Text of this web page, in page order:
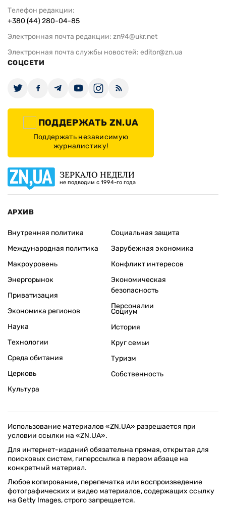
Телефон редакции:
+380 (44) 280-04-85
Электронная почта редакции: zn94@ukr.net
Электронная почта службы новостей: editor@zn.ua
СОЦСЕТИ
ПОДДЕРЖАТЬ ZN.UA
Поддержать независимую
журналистику!
ЗЕРКАЛО НЕДЕЛИ
не подводим с 1994-го года
АРХИВ
Внутренняя политика
Международная политика
Макроуровень
Энергорынок
Приватизация
Экономика регионов
Социальная защита
Зарубежная экономика
Конфликт интересов
Экономическая
безопасность
Персоналии
Наука
Технологии
Среда обитания
Церковь
Культура
Социум
История
Круг семьи
Туризм
Собственность
Использование материалов «ZN.UA» разрешается при
условии ссылки на «ZN.UA».
Для интернет-изданий обязательна прямая, открытая для
поисковых систем, гиперссылка в первом абзаце на
конкретный материал.
Любое копирование, перепечатка или воспроизведение
фотографических и видео материалов, содержащих ссылку
на Getty Images, строго запрещается.